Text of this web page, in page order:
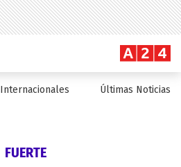
Internacionales Últimas Noticias
FUERTE